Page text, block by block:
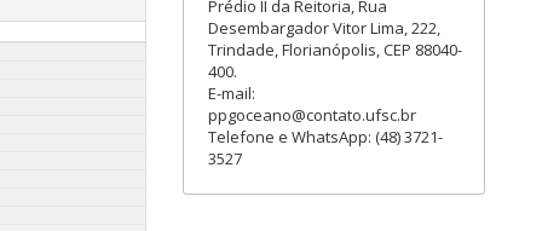
Prédio II da Reitoria, Rua
Desembargador Vitor Lima, 222,
Trindade, Florianópolis, CEP 88040-
400.
E-mail:
ppgoceano@contato.ufsc.br
Telefone e WhatsApp: (48) 3721-
3527